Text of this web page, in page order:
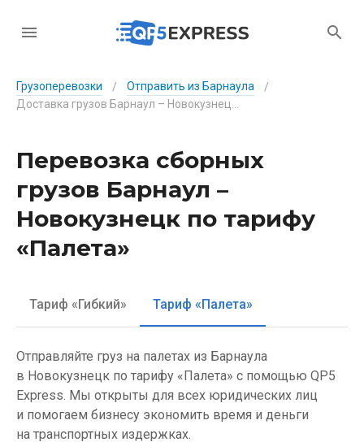
Грузоперевозки / Отправить из Барнаула
/
Перевозка сборных
грузов Барнаул –
Новокузнецк по тарифу
«Палета»
Тариф «Гибкий» Тариф «Палета»
Отправляйте груз на палетах из Барнаула
в Новокузнецк по тарифу «Палета» с помощью QP5
Express. Мы открыты для всех юридических лиц
и помогаем бизнесу экономить время и деньги
на транспортных издержках.